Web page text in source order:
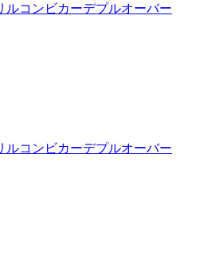
ルコンビカーデプルオーバー
ルコンビカーデプルオーバー